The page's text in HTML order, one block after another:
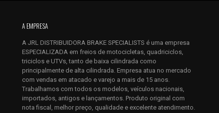
Salvar meus dados neste navegador para a próxima vez que
eu comentar.
A EMPRESA
A JRL DISTRIBUIDORA BRAKE SPECIALISTS é uma empresa
ESPECIALIZADA em freios de motocicletas, quadriciclos,
triciclos e UTVs, tanto de baixa cilindrada como
principalmente de alta cilindrada. Empresa atua no mercado
com vendas em atacado e varejo a mais de 15 anos.
Trabalhamos com todos os modelos, veículos nacionais,
importados, antigos e lançamentos. Produto original com
nota fiscal, melhor preço, qualidade e excelente atendimento.